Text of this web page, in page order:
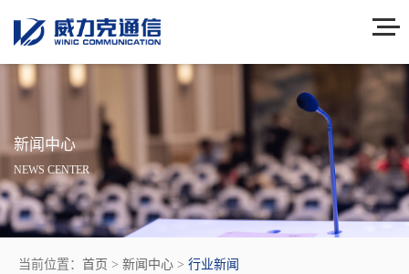
新闻中心
NEWS CENTER
当前位置： 首页 > 新闻中心 > 行业新闻